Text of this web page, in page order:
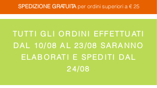
SPEDIZIONE GRATUITAper ordini superiori a € 25
TUTTI GLI ORDINI EFFETTUATI
DAL 10/08 AL 23/08 SARANNO
ELABORATI E SPEDITI DAL
24/08